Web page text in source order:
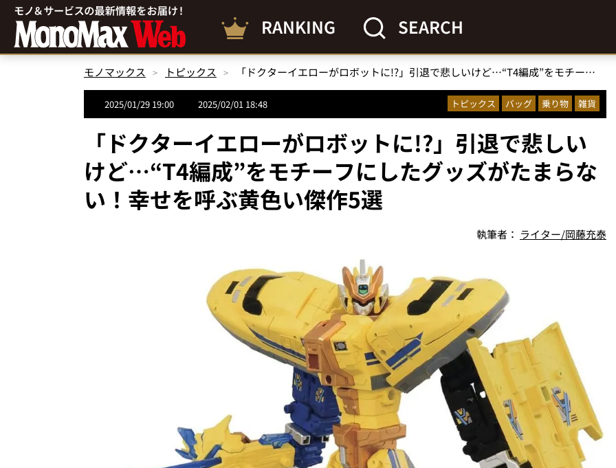
RANKING SEARCH
モノマックス トピックス 「ドクターイエローがロボットに!?」引退で悲しいけど…“T4編成”をモチーフにしたグッズがたまらない！幸せを呼ぶ黄色い傑作5選
2025/01/29 19:00 2025/02/01 18:48 トピックス バッグ 乗り物 雑貨
「ドクターイエローがロボットに!?」引退で悲しい
けど…“T4編成”をモチーフにしたグッズがたまらな
い！幸せを呼ぶ黄色い傑作5選
執筆者： ライター/岡藤充泰